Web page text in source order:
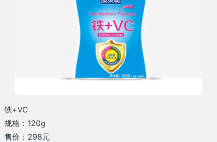
铁+VC
规格：120g
售价：298元